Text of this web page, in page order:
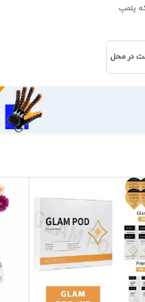
پلمپ
در محل